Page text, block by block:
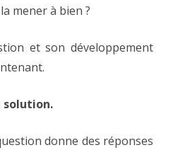
mener à bien ?
et son développement
solution.
donne des réponses